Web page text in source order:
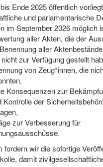
Ende 2025 öffentlich
und parlamentarische
im September 2026 möglich
aller Akten, die der
aller
zur Verfügung gestellt
von Zeug*innen, die
Konsequenzen zur
Kontrolle der
zur Verbesserung für
fordern wir die sofortige
damit